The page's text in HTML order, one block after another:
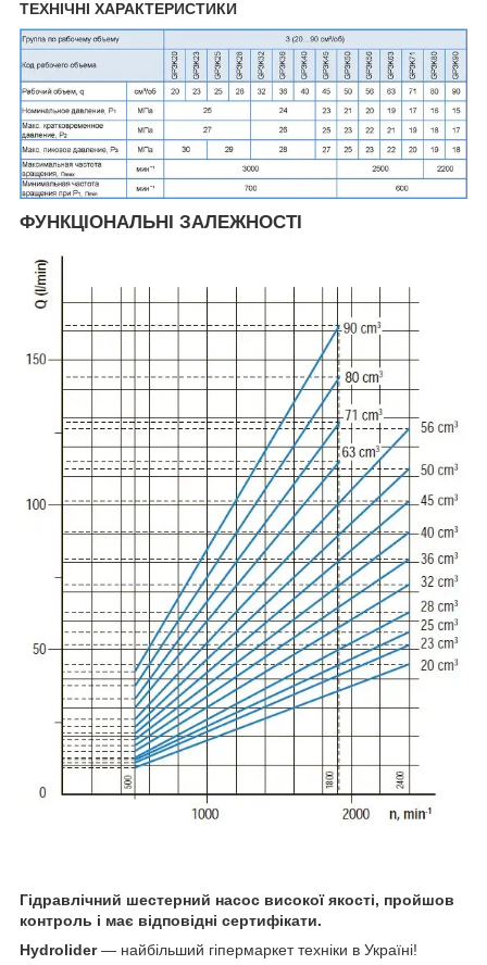
ТЕХНІЧНІ ХАРАКТЕРИСТИКИ
ФУНКЦІОНАЛЬНІ ЗАЛЕЖНОСТІ
Гідравлічний шестерний насос високої якості, пройшов
контроль і має відповідні сертифікати.
Hydrolider— найбільший гіпермаркет техніки в Україні!